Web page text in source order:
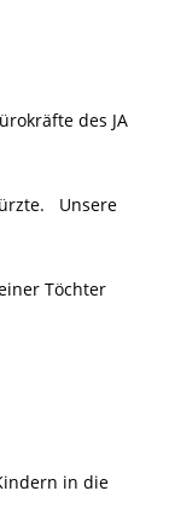
des JA
Unsere
Töchter
in die